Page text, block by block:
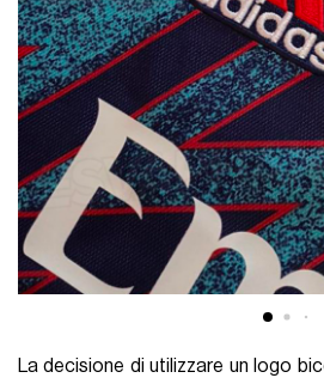
La decisione di utilizzare un logo